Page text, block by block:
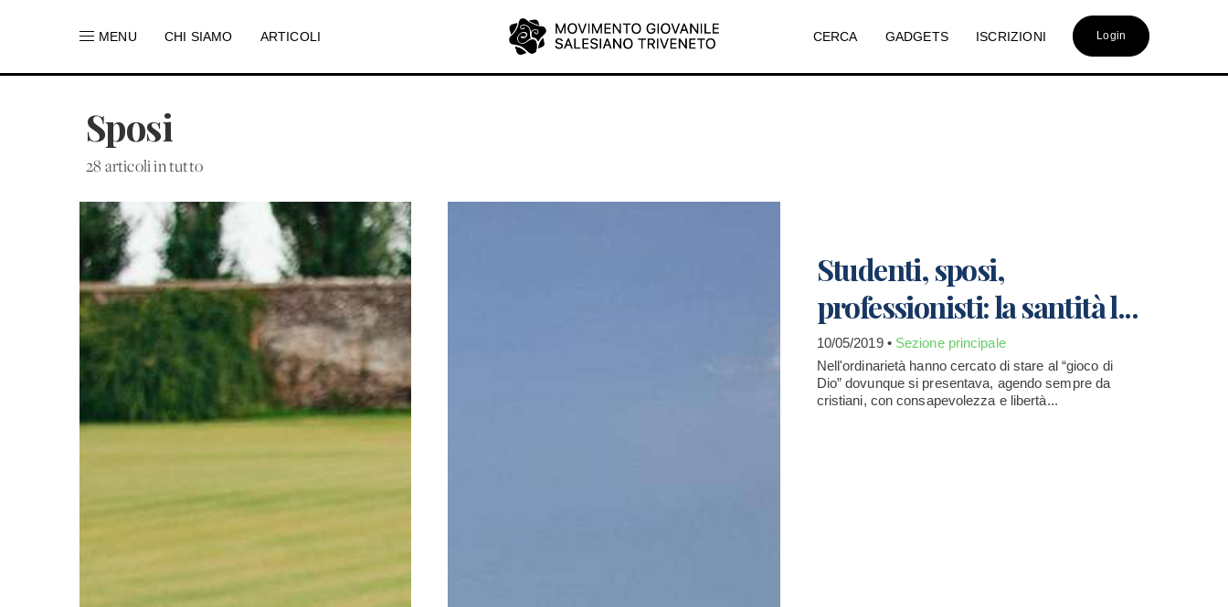
MENU CHI SIAMO ARTICOLI CERCA GADGETS ISCRIZIONI Login
Sposi
28 articoli in tutto
Studenti, sposi,
professionisti: la santità l...
10/05/2019 • Sezione principale
Nell'ordinarietà hanno cercato di stare al “gioco di
Dio” dovunque si presentava, agendo sempre da
cristiani, con consapevolezza e libertà...